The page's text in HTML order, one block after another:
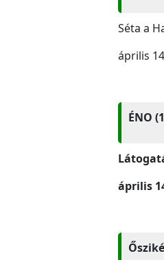
Séta a
április
ÉNO
április